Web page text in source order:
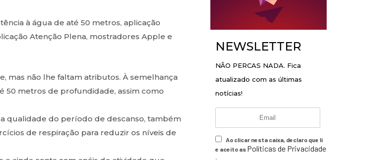
à água de até 50 metros, aplicação
Atenção Plena, mostradores Apple e
mas não lhe faltam atributos. À semelhança
50 metros de profundidade, assim como
qualidade do período de descanso, também
de respiração para reduzir os níveis de
NEWSLETTER
NÃO PERCAS NADA. Fica
atualizado com as últimas
notícias!
Ao clicar nesta caixa, declaro que li
e aceito as Políticas de Privacidade
.